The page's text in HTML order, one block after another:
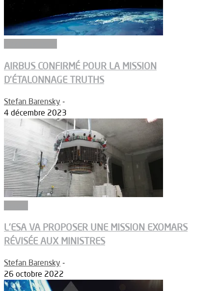
AIRBUS CONFIRMÉ POUR LA MISSION
D’ÉTALONNAGE TRUTHS
Stefan Barensky -
4 décembre 2023
L’ESA VA PROPOSER UNE MISSION EXOMARS
RÉVISÉE AUX MINISTRES
Stefan Barensky -
26 octobre 2022